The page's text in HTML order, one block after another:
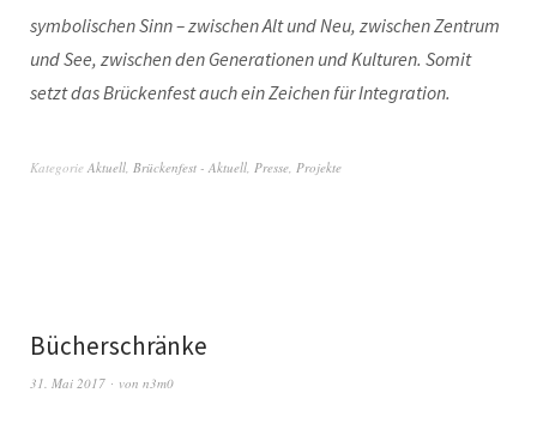
symbolischen Sinn – zwischen Alt und Neu, zwischen Zentrum
und See, zwischen den Generationen und Kulturen. Somit
setzt das Brückenfest auch ein Zeichen für Integration.
Kategorie Aktuell Brückenfest - Aktuell Presse Projekte
Bücherschränke
31. Mai 2017 von n3m0